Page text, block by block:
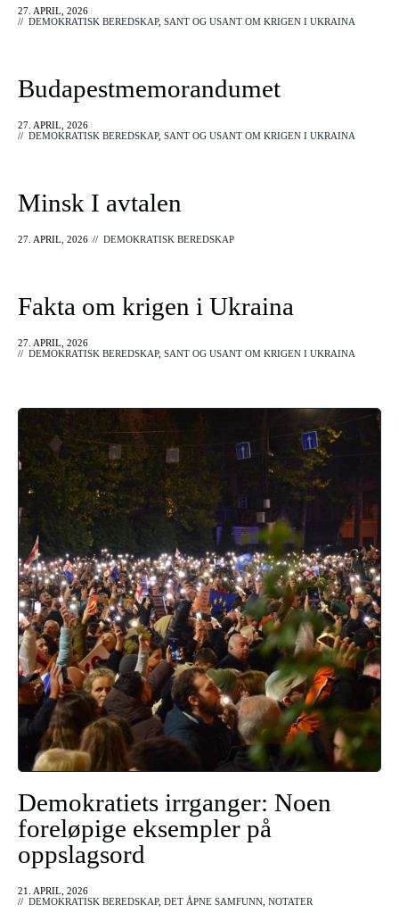
27. APRIL, 2026
// DEMOKRATISK BEREDSKAP, SANT OG USANT OM KRIGEN I UKRAINA
Budapestmemorandumet
27. APRIL, 2026
// DEMOKRATISK BEREDSKAP, SANT OG USANT OM KRIGEN I UKRAINA
Minsk I avtalen
27. APRIL, 2026 // DEMOKRATISK BEREDSKAP
Fakta om krigen i Ukraina
27. APRIL, 2026
// DEMOKRATISK BEREDSKAP, SANT OG USANT OM KRIGEN I UKRAINA
Demokratiets irrganger: Noen
foreløpige eksempler på
oppslagsord
21. APRIL, 2026
// DEMOKRATISK BEREDSKAP, DET ÅPNE SAMFUNN NOTATER